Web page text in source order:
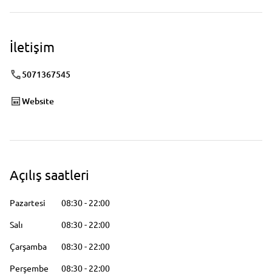
İletişim
5071367545
Website
Açılış saatleri
Pazartesi 08:30- 22:00
Salı
08:30- 22:00
Çarşamba
08:30- 22:00
Perşembe
08:30- 22:00